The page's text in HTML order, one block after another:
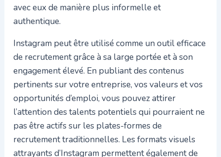
avec eux de manière plus informelle et
authentique.
Instagram peut être utilisé comme un outil efficace
de recrutement grâce à sa large portée et à son
engagement élevé. En publiant des contenus
pertinents sur votre entreprise, vos valeurs et vos
opportunités d’emploi, vous pouvez attirer
l’attention des talents potentiels qui pourraient ne
pas être actifs sur les plates-formes de
recrutement traditionnelles. Les formats visuels
attrayants d’Instagram permettent également de